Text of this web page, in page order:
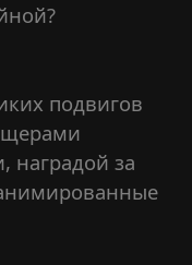
подвигов
наградой за